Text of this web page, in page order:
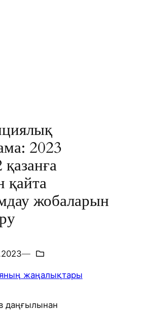
2023
қайта
жобаларын
—
жаңалықтары
даңғылынан